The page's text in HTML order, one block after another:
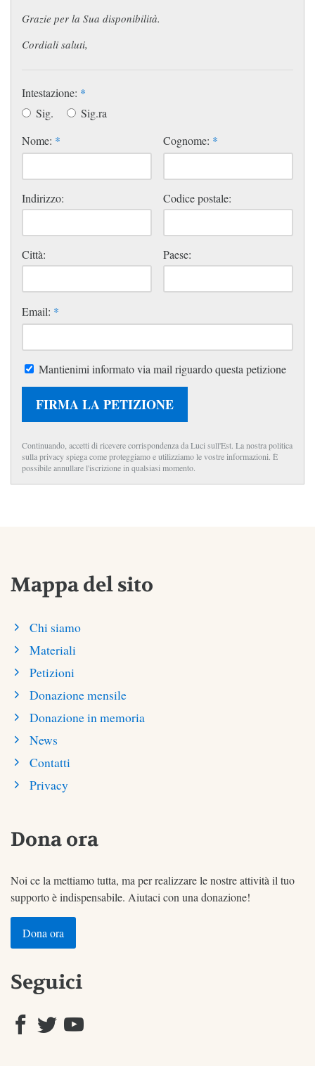
Grazie per la Sua disponibilità.
Cordiali saluti,
Intestazione: *
Sig.
Sig.ra
Nome: * Cognome: *
Indirizzo: Codice postale:
Città: Paese:
Email: *
Mantienimi informato via mail riguardo questa petizione
FIRMA LA PETIZIONE
Continuando, accetti di ricevere corrispondenza da Luci sull'Est. La nostra politica
sulla privacy spiega come proteggiamo e utilizziamo le vostre informazioni. È
possibile annullare l'iscrizione in qualsiasi momento.
Mappa del sito
Chi siamo
Materiali
Petizioni
Donazione mensile
Donazione in memoria
News
Contatti
Privacy
Dona ora
Noi ce la mettiamo tutta, ma per realizzare le nostre attività il tuo
supporto è indispensabile. Aiutaci con una donazione!
Dona ora
Seguici